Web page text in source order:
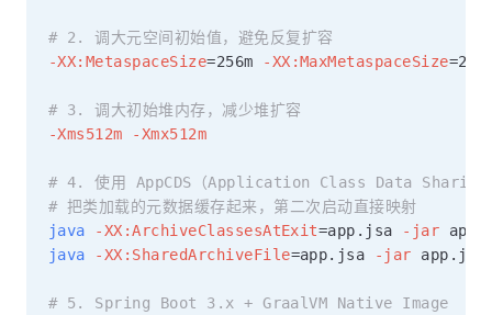
# 2. 调大元空间初始值，避免反复扩容
-XX:MetaspaceSize=256m -XX:MaxMetaspaceSize=
# 3. 调大初始堆内存，减少堆扩容
-Xms512m
-Xmx512m
# 4. 使用 AppCDS（Application Class Data Sharing
# 把类加载的元数据缓存起来，第二次启动直接映射
java
-XX:ArchiveClassesAtExit=app.jsa -jar
java
-XX:SharedArchiveFile=app.jsa -jar
# 5. Spring Boot 3.x + GraalVM Native Image